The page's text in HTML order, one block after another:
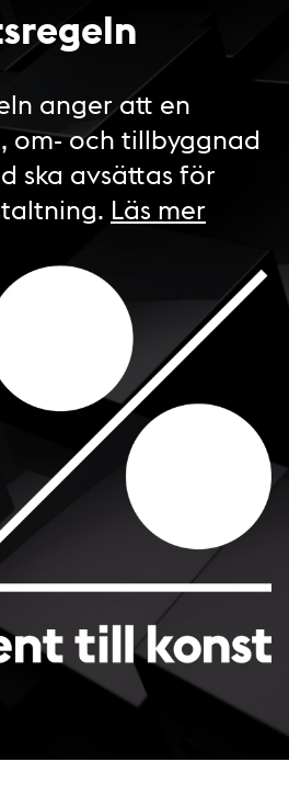
anger att en
om- och tillbyggnad
ska avsättas för
Läs mer